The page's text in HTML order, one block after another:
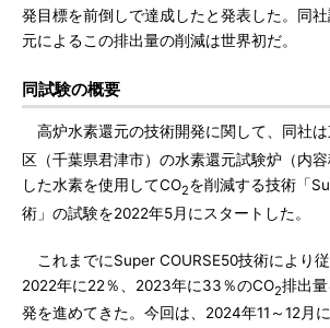
発目標を前倒しで達成したと発表した。同
元によるこの排出量の削減は世界初だ。
同試験の概要
高炉水素還元の技術開発に関して、同社
区（千葉県君津市）の水素還元試験炉（内容
した水素を使用してCO2を削減する技術「
術」の試験を2022年5月にスタートした。
これまでにSuper COURSE50技術により従
2022年に22％、2023年に33％のCO2排出
発を進めてきた。今回は、2024年11～12月